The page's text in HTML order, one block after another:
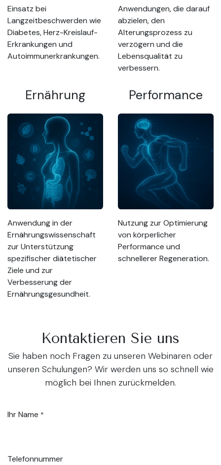
Einsatz bei
Langzeitbeschwerden wie
Diabetes, Herz-Kreislauf-
Erkrankungen und
Autoimmunerkrankungen.
Anwendungen, die darauf
abzielen, den
Alterungsprozess zu
verzögern und die
Lebensqualität zu
verbessern.
Ernährung
Anwendung in der
Ernährungswissenschaft
zur Unterstützung
spezifischer diätetischer
Ziele und zur
Verbesserung der
Ernährungsgesundheit.
Performance
Nutzung zur Optimierung
von körperlicher
Performance und
schnellerer Regeneration.
Kontaktieren Sie uns
Sie haben noch Fragen zu unseren Webinaren oder
unseren Schulungen? Wir werden uns so schnell wie
möglich bei Ihnen zurückmelden.
Ihr Name *
Telefonnummer